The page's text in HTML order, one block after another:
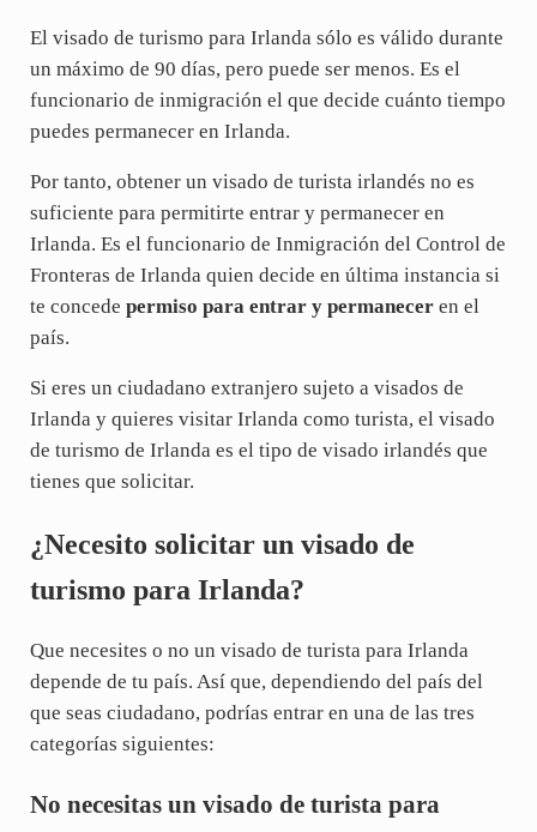
El visado de turismo para Irlanda sólo es válido durante
un máximo de 90 días, pero puede ser menos. Es el
funcionario de inmigración el que decide cuánto tiempo
puedes permanecer en Irlanda.
Por tanto, obtener un visado de turista irlandés no es
suficiente para permitirte entrar y permanecer en
Irlanda. Es el funcionario de Inmigración del Control de
Fronteras de Irlanda quien decide en última instancia si
te concede permiso para entrar y permanecer en el
país.
Si eres un ciudadano extranjero sujeto a visados de
Irlanda y quieres visitar Irlanda como turista, el visado
de turismo de Irlanda es el tipo de visado irlandés que
tienes que solicitar.
¿Necesito solicitar un visado de
turismo para Irlanda?
Que necesites o no un visado de turista para Irlanda
depende de tu país. Así que, dependiendo del país del
que seas ciudadano, podrías entrar en una de las tres
categorías siguientes:
No necesitas un visado de turista para